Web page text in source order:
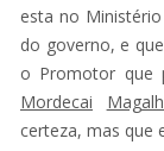
esta no
do governo, e
o Promotor que
Mordecai
certeza, mas que